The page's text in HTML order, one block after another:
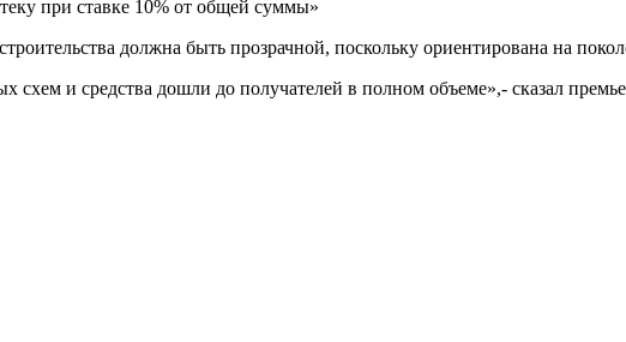
при ставке 10% от общей суммы»
должна быть прозрачной, поскольку ориентирована на
и средства дошли до получателей в полном объеме»,- сказал